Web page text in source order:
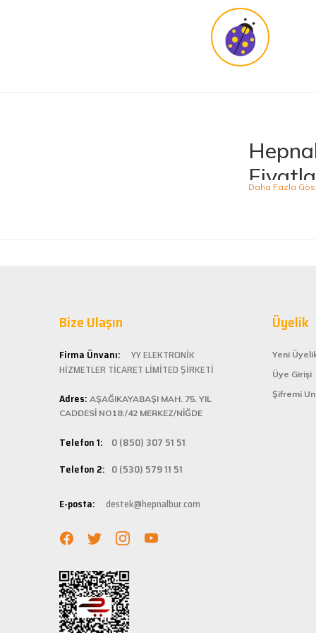
ü... ş... | 22/01/2025
Deneyimini Paylaş
alışveriş
ömürlü
Kolay
istediğiniz
bilgilere
Hızlı
adresinize
Bize Ulaşın
Firma Ünvanı:
YY ELEKTRONİK
HİZMETLER TİCARET LİMİTED ŞİRKETİ
Adres: AŞAĞIKAYABAŞI MAH. 75. YIL
CADDESİ NO18:/42 MERKEZ/NİĞDE
Telefon 1: 0 (850) 307 51 51
Telefon 2: 0 (530) 579 11 51
E-posta: destek@hepnalbur.com
Üyelik
Yeni
Üye Girişi
Şifremi